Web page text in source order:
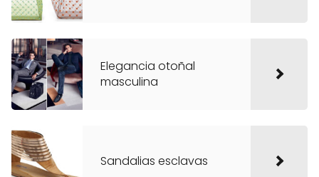
Elegancia otoñal
masculina
Sandalias esclavas